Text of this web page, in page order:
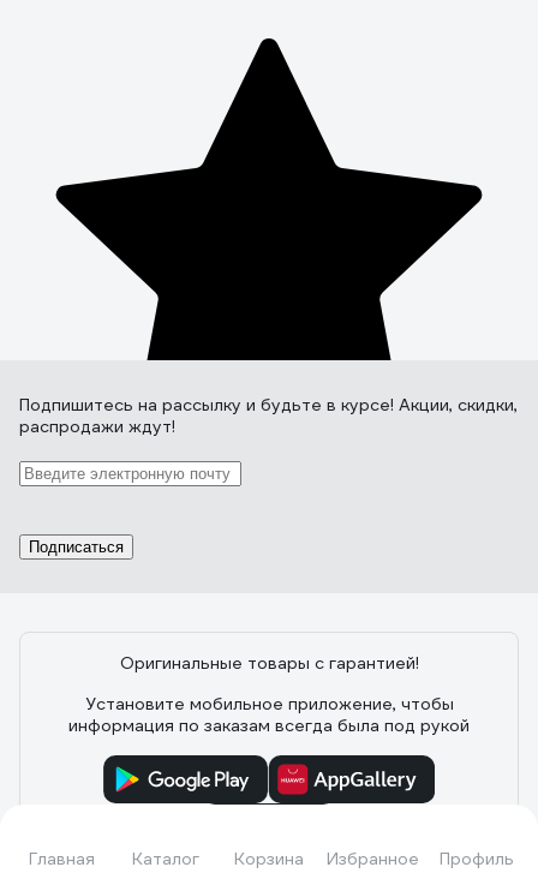
Главная Каталог Корзина Избранное Профиль
Подпишитесь на рассылку и будьте в курсе! Акции, скидки,
распродажи ждут!
Подписаться
Оригинальные товары с гарантией!
Установите мобильное приложение, чтобы
информация по заказам всегда была под рукой